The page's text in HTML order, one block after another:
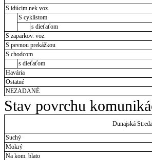
S idúcim nek.voz.
S cyklistom
s dieťaťom
S zaparkov. voz.
S pevnou prekážkou
S chodcom
s dieťaťom
Havária
Ostatné
NEZADANÉ
Stav povrchu
Dunajská Streda
Suchý
Mokrý
Na kom. blato